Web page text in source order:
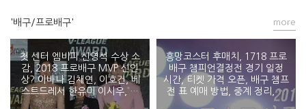
'배구/프로배구'
첫 센터 엠비피 신영석 수상 소
감, 2018 프로배구 MVP 신인
상? 이바나 김채연, 이호건, 베
스트드레서 한유미 이시우, 전
광인 결혼 - 도드람 2017 2018
흥망코스터 후매치, 1718 프로
배구 챔피언결정전 경기 일정
시간, 티켓 가격 오픈, 배구 챔프
전 표 예매 방법, 중계 정리, 현
대캐피탈 대한항공 - 2017-
more